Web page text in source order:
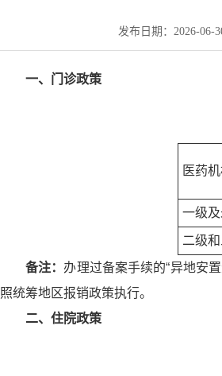
发布日期：2026-06-
一、门诊政策
医药
一级
二级
备注： 办理过备案手续的“异地安
照统筹地区报销政策执行。
二、住院政策